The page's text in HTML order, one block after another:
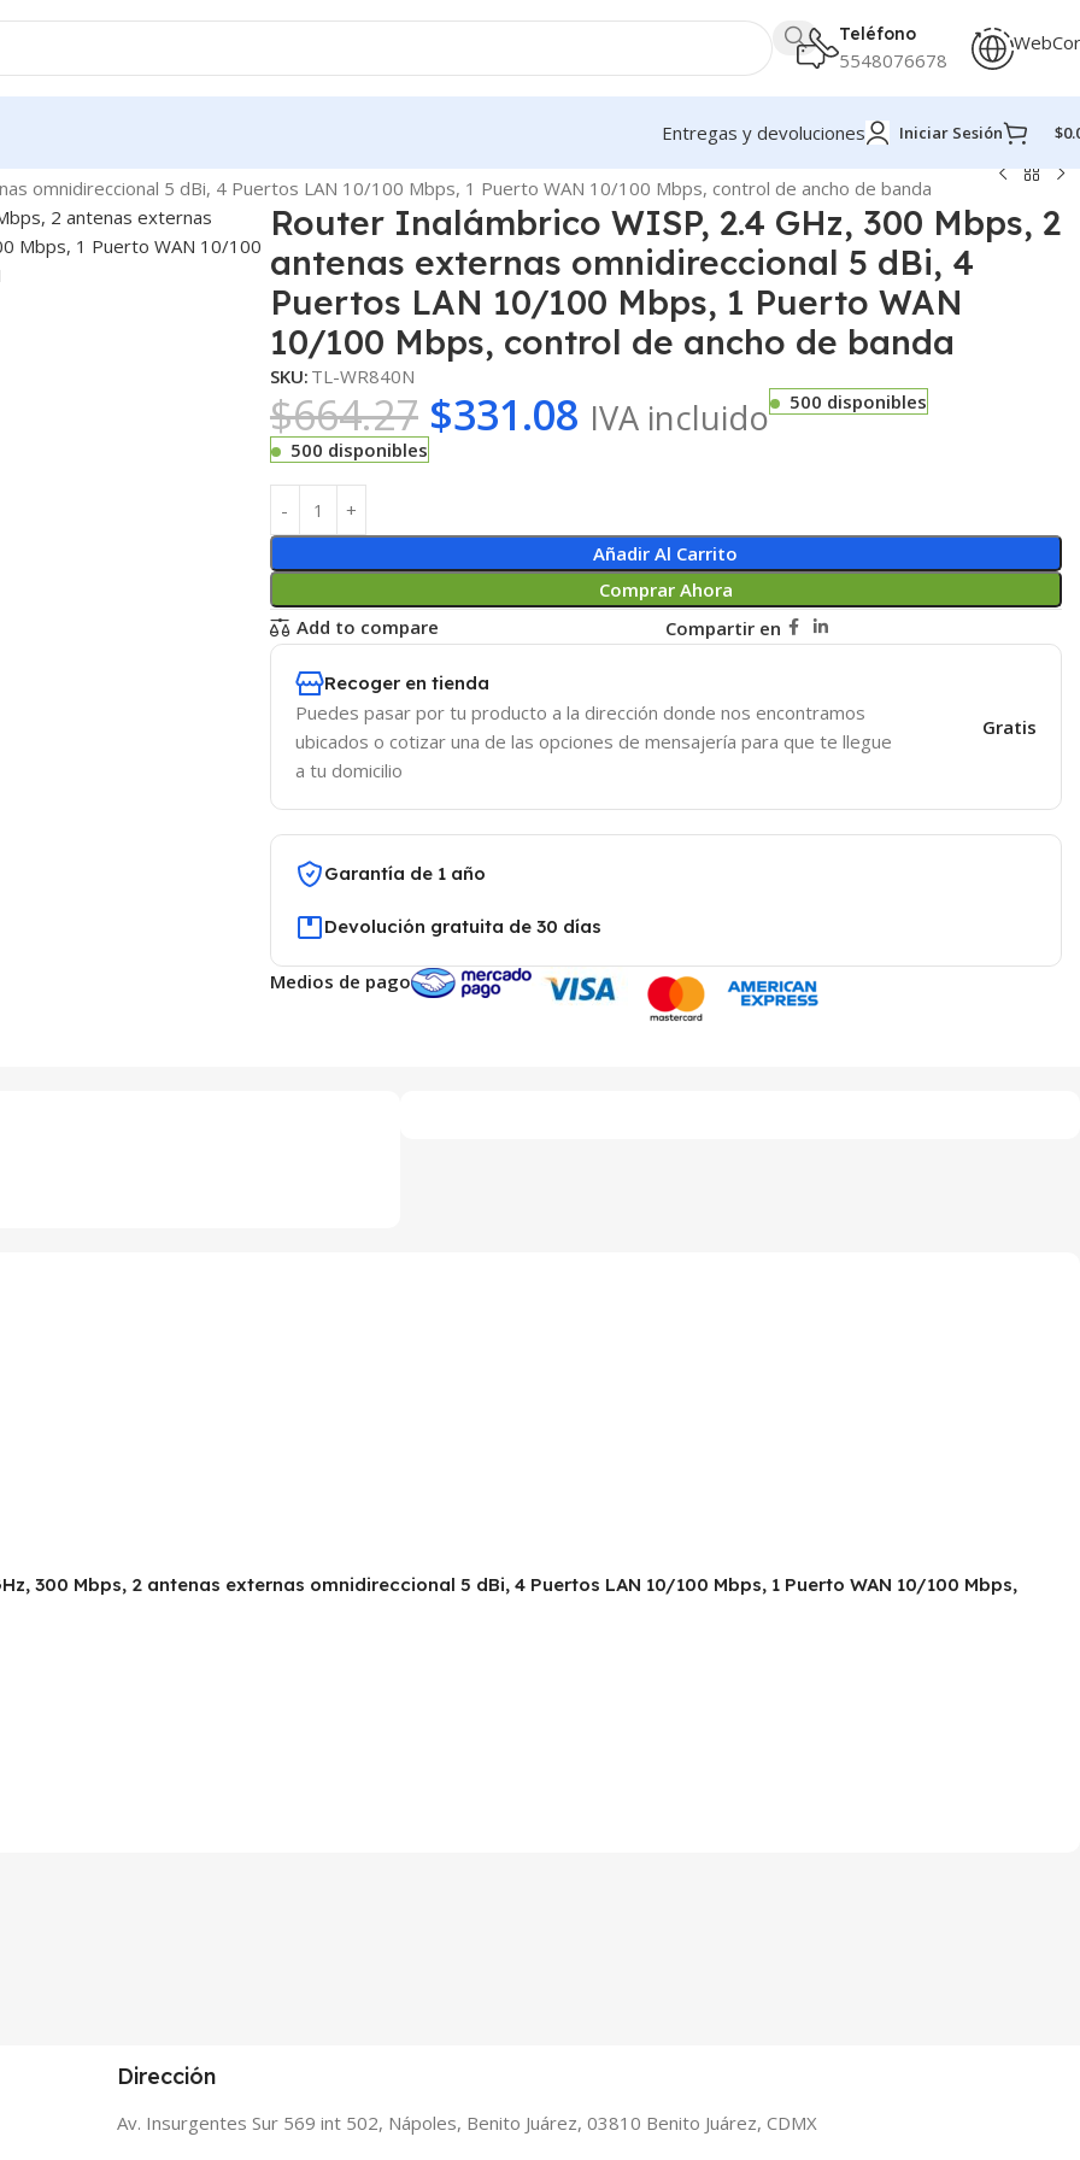
Teléfono
5548076678
Entregas y devoluciones Iniciar Sesión $
omnidireccional 5 dBi, 4 Puertos LAN 10/100 Mbps, 1 Puerto WAN 10/100 Mbps, control de ancho de banda
Router Inalámbrico WISP, 2.4 GHz, 300 Mbps, 2
antenas externas omnidireccional 5 dBi, 4
Puertos LAN 10/100 Mbps, 1 Puerto WAN
10/100 Mbps, control de ancho de banda
SKU: TL-WR840N
$664.27 $331.08 IVA incluido
500 disponibles
500 disponibles
Añadir Al Carrito
Comprar Ahora
Add to compare
Compartir en
Recoger en tienda
Puedes pasar por tu producto a la dirección donde nos encontramos
ubicados o cotizar una de las opciones de mensajería para que te llegue
a tu domicilio
Gratis
Garantía de 1 año
Devolución gratuita de 30 días
Medios de pago
300 Mbps, 2 antenas externas omnidireccional 5 dBi, 4 Puertos LAN 10/100 Mbps, 1 Puerto WAN 10/100 Mbps,
Dirección
Av. Insurgentes Sur 569 int 502, Nápoles, Benito Juárez, 03810 Benito Juárez, CDMX